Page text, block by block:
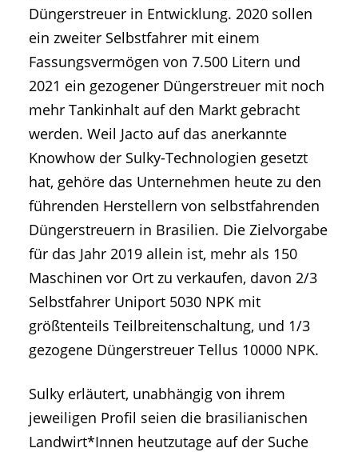
Düngerstreuer in Entwicklung. 2020 sollen
ein zweiter Selbstfahrer mit einem
Fassungsvermögen von 7.500 Litern und
2021 ein gezogener Düngerstreuer mit noch
mehr Tankinhalt auf den Markt gebracht
werden. Weil Jacto auf das anerkannte
Knowhow der Sulky-Technologien gesetzt
hat, gehöre das Unternehmen heute zu den
führenden Herstellern von selbstfahrenden
Düngerstreuern in Brasilien. Die Zielvorgabe
für das Jahr 2019 allein ist, mehr als 150
Maschinen vor Ort zu verkaufen, davon 2/3
Selbstfahrer Uniport 5030 NPK mit
größtenteils Teilbreitenschaltung, und 1/3
gezogene Düngerstreuer Tellus 10000 NPK.
Sulky erläutert, unabhängig von ihrem
jeweiligen Profil seien die brasilianischen
Landwirt*Innen heutzutage auf der Suche